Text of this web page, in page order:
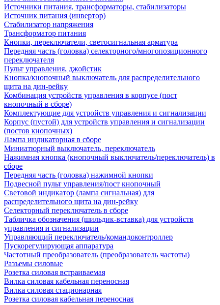
Источники питания, трансформаторы, стабилизаторы
Источник питания (инвертор)
Стабилизатор напряжения
Трансформатор питания
Кнопки, переключатели, светосигнальная арматура
Передняя часть (головка) селекторного/многопозиционного
переключателя
Пульт управления, джойстик
Кнопка/кнопочный выключатель для распределительного
щита на дин-рейку
Комбинация устройств управления в корпусе (пост
кнопочный в сборе)
Комплектующие для устройств управления и сигнализации
Корпус (пустой) для устройств управления и сигнализации
(постов кнопочных)
Лампа индикаторная в сборе
Миниатюрный выключатель, переключатель
Нажимная кнопка (кнопочный выключатель/переключатель) в
сборе
Передняя часть (головка) нажимной кнопки
Подвесной пульт управления/пост кнопочный
Световой индикатор (лампа сигнальная) для
распределительного щита на дин-рейку
Селекторный переключатель в сборе
Табличка обозначения (шильдик-вставка) для устройств
управления и сигнализации
Управляющий переключатель/командоконтроллер
Пускорегулирующая аппаратура
Частотный преобразователь (преобразователь частоты)
Разъемы силовые
Розетка силовая встраиваемая
Вилка силовая кабельная переносная
Вилка силовая стационарная
Розетка силовая кабельная переносная